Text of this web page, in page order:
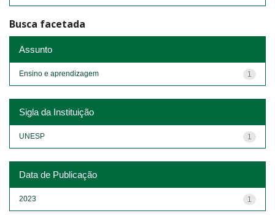
Busca facetada
Assunto
1
Ensino e aprendizagem
Sigla da Instituição
1
UNESP
Data de Publicação
1
2023